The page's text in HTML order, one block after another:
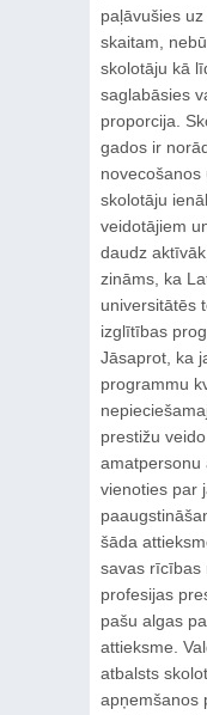
paļāvušies
skaitam,
skolotāju kā
saglabāsies
proporcija.
gados ir
novecošanos
skolotāju
veidotājiem
daudz
zināms, ka
universitātēs
izglītības
Jāsaprot, ka
programmu
prestižu
amatpersonu
vienoties par
šāda
savas rīcības
profesijas
pašu algas
attieksme.
atbalsts
apņemšanos